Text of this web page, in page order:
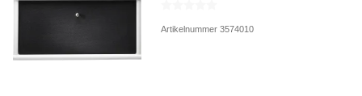
Artikelnummer 3574010